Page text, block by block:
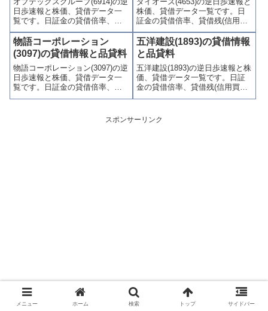
す。
す。
日歩速報と株価、貸借データ一
覧です。日証金の貸借倍率、貸
借残(信用買残、信用売残)、品貸
料(逆日歩)、東証の週末残高、規
制(注意喚起・申込停止)など、空
売り関連情報を集計し、図解で
わかりやすくまとめて掲載して
います。
株価、貸借データ一覧です。日
証金の貸借倍率、貸借残(信用買
残、信用売残)、品貸料(逆日
歩)、東証の週末残高、規制(注意
喚起・申込停止)など、空売り関
連情報を集計し、図解でわかり
やすくまとめて掲載していま
す。
物語コーポレーション
(3097)の貸借情報と品貸料
物語コーポレーション(3097)の逆
日歩速報と株価、貸借データ一
覧です。日証金の貸借倍率、貸
借残(信用買残、信用売残)、品貸
制(注意喚起・申込停止)など、空
売り関連情報を集計し、図解で
五洋建設(1893)の貸借情報
と品貸料
五洋建設(1893)の逆日歩速報と株
価、貸借データ一覧です。日証
金の貸借倍率、貸借残(信用買
残、信用売残)、品貸料(逆日
喚起・申込停止)など、空売り関
連情報を集計し、図解でわかり
スポンサーリンク
メニュー ホーム 検索 トップ サイドバー